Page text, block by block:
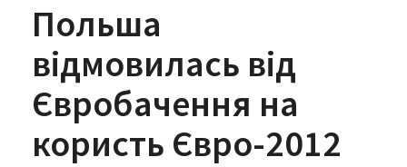
Польша
відмовилась від
Євробачення на
користь Євро-2012